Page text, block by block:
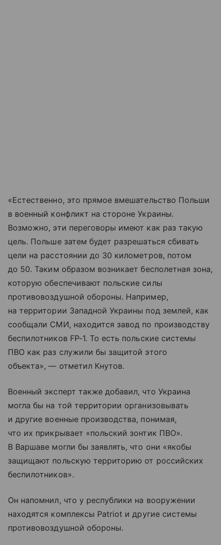
«Естественно, это прямое вмешательство Польши
в военный конфликт на стороне Украины.
Возможно, эти переговоры имеют как раз такую
цель. Польше затем будет разрешаться сбивать
цели на расстоянии до 30 километров, потом
до 50. Таким образом возникает бесполетная зона,
которую обеспечивают польские силы
противовоздушной обороны. Например,
на территории Западной Украины под землей, как
сообщали СМИ, находится завод по производству
беспилотников FP-1. То есть польские системы
ПВО как раз служили бы защитой этого
объекта», — отметил Кнутов.
Военный эксперт также добавил, что Украина
могла бы на той территории организовывать
и другие военные производства, понимая,
что их прикрывает «польский зонтик ПВО».
В Варшаве могли бы заявлять, что они «якобы
защищают польскую территорию от российских
беспилотников».
Он напомнил, что у республики на вооружении
находятся комплексы Patriot и другие системы
противовоздушной обороны.